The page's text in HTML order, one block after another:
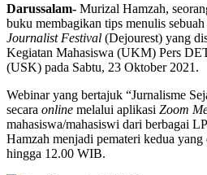
Darussalam- Murizal Hamzah,
buku membagikan tips menulis
Journalist Festival (Dejourest) yang
Kegiatan Mahasiswa (UKM) Pers
(USK) pada Sabtu, 23 Oktober 2021.
Webinar yang bertajuk “Jurnalisme
secara online melalui aplikasi Zoom
mahasiswa/mahasiswi dari berbagai
Hamzah menjadi pemateri kedua
hingga 12.00 WIB.